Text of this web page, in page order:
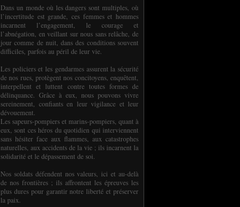
Dans un monde où les dangers sont multiples, où
l’incertitude est grande, ces femmes et hommes
incarnent l’engagement, le courage et
l’abnégation, en veillant sur nous sans relâche, de
jour comme de nuit, dans des conditions souvent
difficiles, parfois au péril de leur vie.
Les policiers et les gendarmes assurent la sécurité
de nos rues, protègent nos concitoyens, enquêtent,
interpellent et luttent contre toutes formes de
délinquance. Grâce à eux, nous pouvons vivre
sereinement, confiants en leur vigilance et leur
dévouement.
Les sapeurs-pompiers et marins-pompiers, quant à
eux, sont ces héros du quotidien qui interviennent
sans hésiter face aux flammes, aux catastrophes
naturelles, aux accidents de la vie ; ils incarnent la
solidarité et le dépassement de soi.
Nos soldats défendent nos valeurs, ici et au-delà
de nos frontières ; ils affrontent les épreuves les
plus dures pour garantir notre liberté et préserver
la paix.